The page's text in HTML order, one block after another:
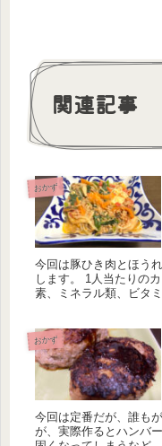
関連記事
おかず
今回は豚ひき肉とほう
します。 1人当たりのカロリーはもちろん、その他主要栄養
素、ミネラル類、ビタ
おかず
今回は定番だが、誰も
が、実際作るとハンバ